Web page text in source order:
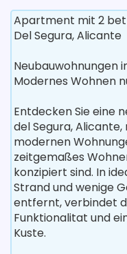
Apartment mit 2
Del Segura, Alicante
Neubauwohnungen
Modernes Wohnen
Entdecken Sie eine
del Segura, Alicante,
modernen
zeitgemaßes
konzipiert sind. In
Strand und wenige
entfernt, verbindet
Funktionalitat und
Kuste.